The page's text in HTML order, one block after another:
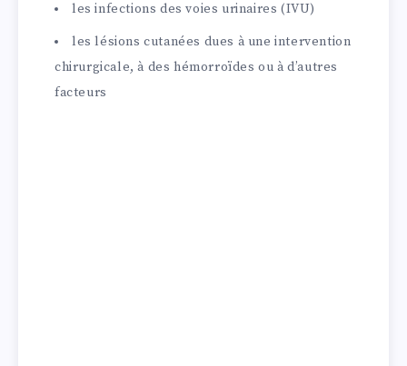
les infections des voies urinaires (IVU)
les lésions cutanées dues à une intervention
chirurgicale, à des hémorroïdes ou à d’autres
facteurs